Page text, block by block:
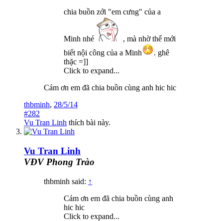
chia buồn zới "em cưng" của a
Minh nhé
, mà nhờ thế mới
biết nội công của a Minh
. ghê
thặc =]]
Click to expand...
Cám ơn em đã chia buồn cùng anh hic hic
thbminh, 28/5/14
#282
Vu Tran Linh thích bài này.
Vu Tran Linh
VĐV Phong Trào
thbminh said: ↑
Cám ơn em đã chia buồn cùng anh
hic hic
Click to expand...